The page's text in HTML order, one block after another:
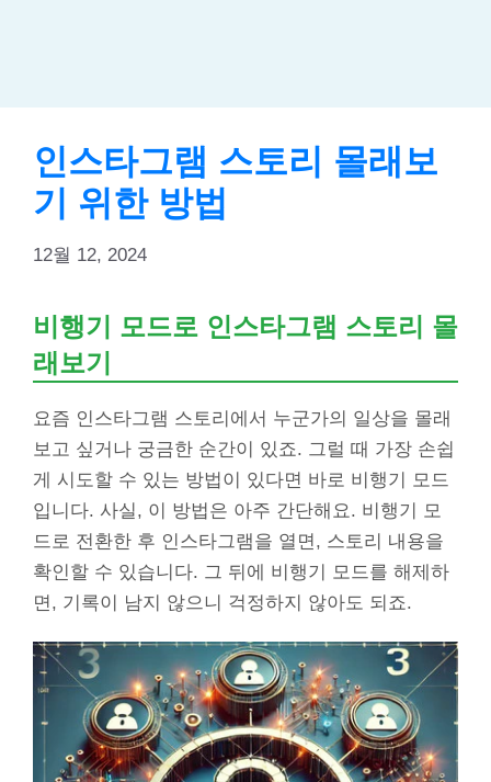
인스타그램 스토리 몰래보
기 위한 방법
12월 12, 2024
비행기 모드로 인스타그램 스토리 몰
래보기
요즘 인스타그램 스토리에서 누군가의 일상을 몰래
보고 싶거나 궁금한 순간이 있죠. 그럴 때 가장 손쉽
게 시도할 수 있는 방법이 있다면 바로 비행기 모드
입니다. 사실, 이 방법은 아주 간단해요. 비행기 모
드로 전환한 후 인스타그램을 열면, 스토리 내용을
확인할 수 있습니다. 그 뒤에 비행기 모드를 해제하
면, 기록이 남지 않으니 걱정하지 않아도 되죠.